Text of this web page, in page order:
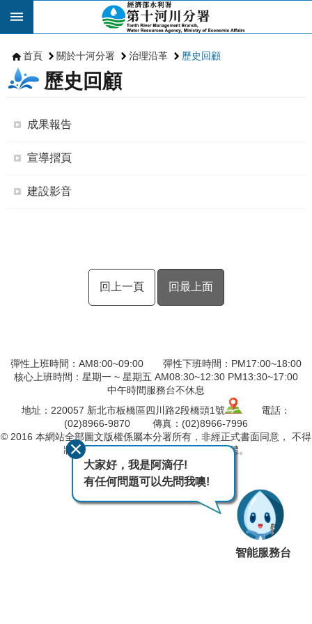
跳到主要內容區塊
首頁 關於十河分署 治理沿革 歷史回顧
歷史回顧
成果報告
宣導摺頁
建設影音
回上一頁 回最上面
彈性上班時間：AM8:00~09:00 彈性下班時間：PM17:00~18:00
核心上班時間：星期一 ~ 星期五 AM08:30~12:30 PM13:30~17:00
中午時間服務台不休息
地址：220057 新北市板橋區四川路2段橋頭1號
電話：
(02)8966-9870 傳真：(02)8966-7996
© 2016 本網站全部圖文版權係屬本分署所有，非經正式書面同意， 不得
將全部或部分內容，轉載於任何形式媒體。
最後異動日期115-08-05
瀏覽人次 1318
大家好，我是阿滴仔!
有任何問題可以先問我噢!
智能服務台